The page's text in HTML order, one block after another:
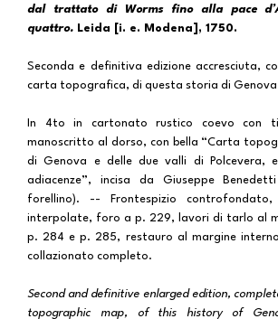
dal trattato di Worms fino alla pace
quattro. Leida [i. e. Modena], 1750.
Seconda e definitiva edizione accresciuta,
carta topografica, di questa storia di
In 4to in cartonato rustico coevo con
manoscritto al dorso, con bella “Carta
di Genova e delle due valli di Polcevera,
adiacenze”, incisa da Giuseppe
forellino). -- Frontespizio
interpolate, foro a p. 229, lavori di tarlo al
p. 284 e p. 285, restauro al margine
collazionato completo.
Second and definitive enlarged edition,
topographic map, of this history of